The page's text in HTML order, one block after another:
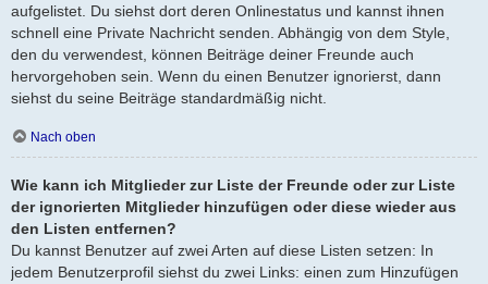
aufgelistet. Du siehst dort deren Onlinestatus und kannst ihnen
schnell eine Private Nachricht senden. Abhängig von dem Style,
den du verwendest, können Beiträge deiner Freunde auch
hervorgehoben sein. Wenn du einen Benutzer ignorierst, dann
siehst du seine Beiträge standardmäßig nicht.
Nach oben
Wie kann ich Mitglieder zur Liste der Freunde oder zur Liste
der ignorierten Mitglieder hinzufügen oder diese wieder aus
den Listen entfernen?
Du kannst Benutzer auf zwei Arten auf diese Listen setzen: In
jedem Benutzerprofil siehst du zwei Links: einen zum Hinzufügen